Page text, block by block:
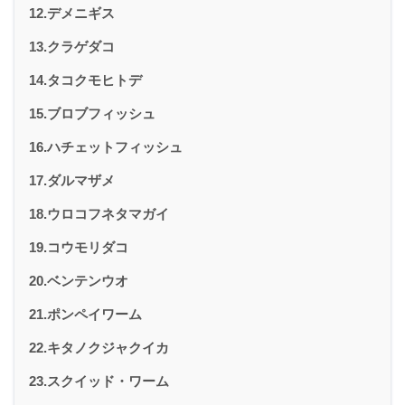
12.デメニギス
13.クラゲダコ
14.タコクモヒトデ
15.ブロブフィッシュ
16.ハチェットフィッシュ
17.ダルマザメ
18.ウロコフネタマガイ
19.コウモリダコ
20.ベンテンウオ
21.ポンペイワーム
22.キタノクジャクイカ
23.スクイッド・ワーム